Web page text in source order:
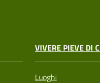
VIVERE PIEVE DI
Luoghi